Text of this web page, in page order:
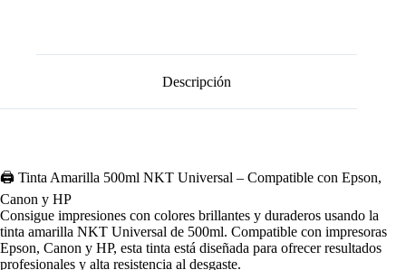
Descripción
🖨️ Tinta Amarilla 500ml NKT Universal – Compatible con Epson,
Canon y HP
Consigue impresiones con colores brillantes y duraderos usando la
tinta amarilla NKT Universal de 500ml. Compatible con impresoras
Epson, Canon y HP, esta tinta está diseñada para ofrecer resultados
profesionales y alta resistencia al desgaste.